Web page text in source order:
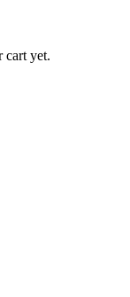
cart yet.